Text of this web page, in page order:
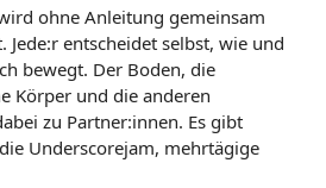
ohne Anleitung gemeinsam
entscheidet selbst, wie und
bewegt. Der Boden, die
Körper und die anderen
zu Partner:innen. Es gibt
Underscorejam, mehrtägige